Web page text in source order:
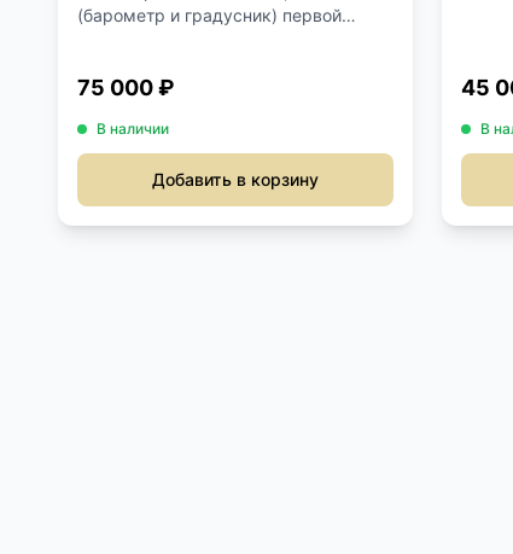
(барометр и градусник) первой
75 000 ₽
В наличии
Добавить в корзину
45
В